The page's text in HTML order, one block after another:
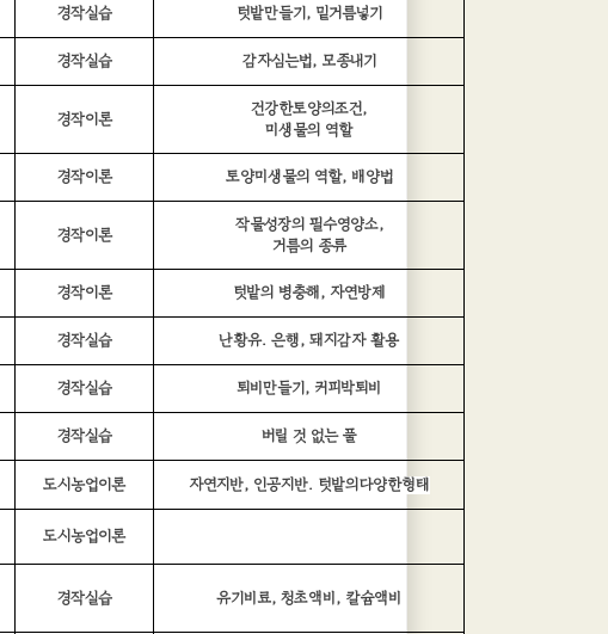
경작실습 텃밭만들기, 밑거름넣기
경작실습 감자심는법, 모종내기
경작이론
건강한토양의조건,
미생물의 역할
경작이론 토양미생물의 역할, 배양법
경작이론
작물성장의 필수영양소,
거름의 종류
경작이론 텃밭의 병충해, 자연방제
경작실습 난황유. 은행, 돼지감자 활용
경작실습 퇴비만들기, 커피박퇴비
경작실습 버릴 것 없는 풀
도시농업이론 자연지반, 인공지반. 텃밭의다양한형태
도시농업이론
경작실습 유기비료, 청초액비, 칼슘액비